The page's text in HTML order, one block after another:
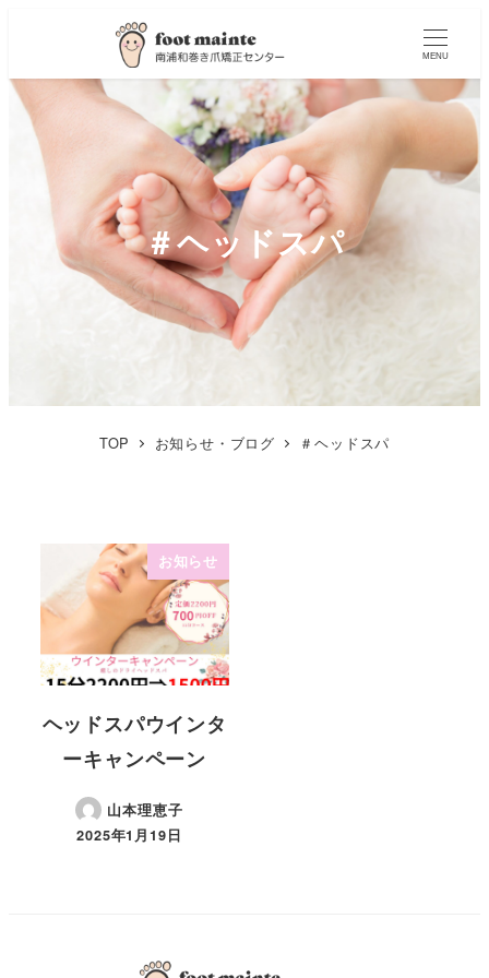
MENU
＃ヘッドスパ
TOP お知らせ・ブログ ＃ヘッドスパ
お知らせ
ヘッドスパウインタ
ーキャンペーン
山本理恵子
2025年1月19日